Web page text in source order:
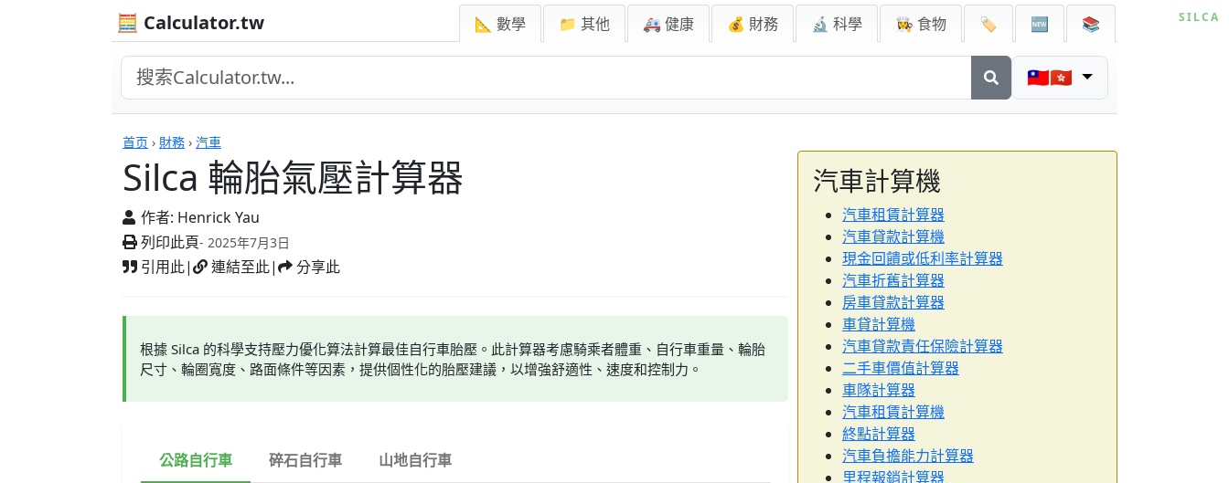
🧮 Calculator.tw 📐 數學 📁 其他 🚑 健康 💰 財務 🔬 科學 👩‍🍳 食物 🏷️ 🆕 📚
🇹🇼🇭🇰
首页 › 財務 › 汽車
Silca 輪胎氣壓計算器
作者: Henrick Yau
列印此頁- 2025年7月3日
引用此| 連結至此| 分享此
計算機
根據 Silca 的科學支持壓力優化算法計算最佳自行車胎壓。此計算器考慮騎乘者體重、自行車重量、輪胎
尺寸、輪圈寬度、路面條件等因素，提供個性化的胎壓建議，以增強舒適性、速度和控制力。
公路自行車 碎石自行車 山地自行車
汽車計算機
汽車租賃計算器
汽車貸款計算機
現金回饋或低利率計算器
汽車折舊計算器
房車貸款計算器
車貸計算機
汽車貸款責任保險計算器
二手車價值計算器
車隊計算器
汽車租賃計算機
終點計算器
汽車負擔能力計算器
里程報銷計算器